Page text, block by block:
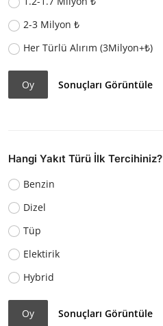
2-3 Milyon ₺
Her Türlü Alırım (3Milyon+₺)
Oy Sonuçları Görüntüle
Hangi Yakıt Türü İlk Tercihiniz?
Benzin
Dizel
Tüp
Elektirik
Hybrid
Oy Sonuçları Görüntüle